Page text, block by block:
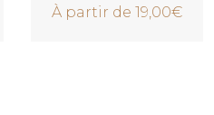
À partir de 19,00€